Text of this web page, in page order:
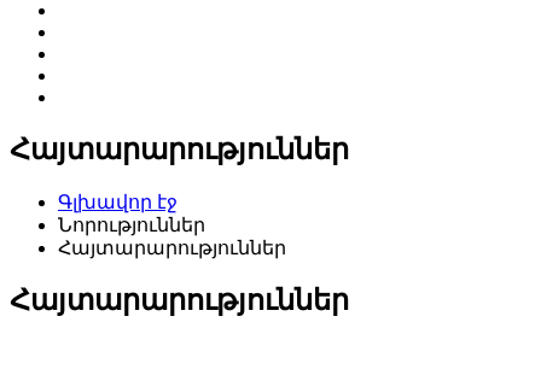
Հայտարարություններ
Գլխավոր էջ
Նորություններ
Հայտարարություններ
Հայտարարություններ